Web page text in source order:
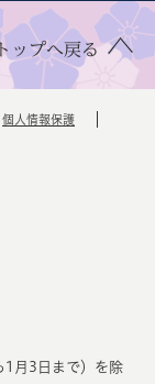
ップへ戻る
個人情報保護
1月3日まで）を除